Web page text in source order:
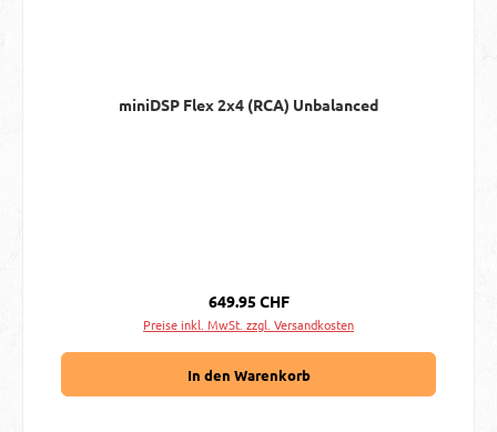
miniDSP Flex 2x4 (RCA) Unbalanced
Regulärer Preis:
649.95 CHF
Preise inkl. MwSt. zzgl. Versandkosten
In den Warenkorb